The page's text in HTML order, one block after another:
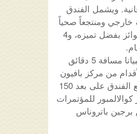
ويشمل الفندق
ومنتجعاً صحياً
حائزاً على جوائز بفضل تميزه، و4
يبعد فندق امبيانا مسافة 5 دقائق
من مركز بافيون
للتسوق. ويقع الفندق على بعد 150
للمؤتمرات
من برجين باتروناس